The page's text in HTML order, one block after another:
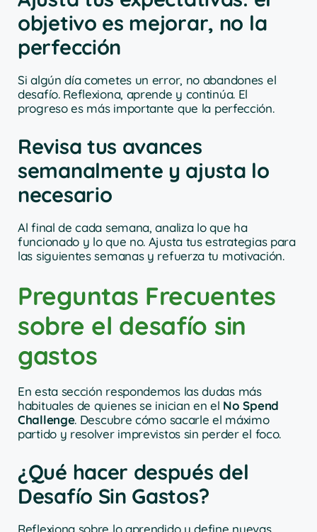
objetivo es mejorar, no la
perfección
Si algún día cometes un error, no abandones el
desafío. Reflexiona, aprende y continúa. El
progreso es más importante que la perfección.
Revisa tus avances
semanalmente y ajusta lo
necesario
Al final de cada semana, analiza lo que ha
funcionado y lo que no. Ajusta tus estrategias para
las siguientes semanas y refuerza tu motivación.
Preguntas Frecuentes
sobre el desafío sin
gastos
En esta sección respondemos las dudas más
habituales de quienes se inician en el No Spend
Challenge. Descubre cómo sacarle el máximo
partido y resolver imprevistos sin perder el foco.
¿Qué hacer después del
Desafío Sin Gastos?
Reflexiona sobre lo aprendido y define nuevas